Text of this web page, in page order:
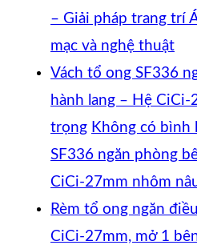
– Giải pháp trang trí
mạc và nghệ thuật
Vách tổ ong SF336
hành lang – Hệ
trọng Không có bình
SF336 ngăn phòng
CiCi-27mm nhôm
Rèm tổ ong ngăn
CiCi-27mm, mở 1